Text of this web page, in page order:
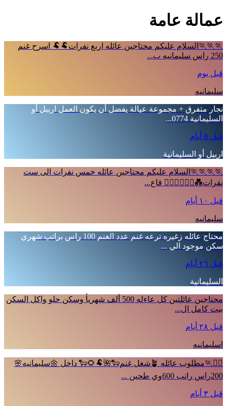
عمالة عامة
🏃🏃🏃السلام عليكم محتاجين عائله اربع نفرات🐏🐏 اسرح غنم
250 راس سليمانيه ب...
قبل يوم
سليمانيه
نجار متفرق + مجموعة عيالة يفضل أن يكون العمل اربيل أو
السليمانية 0774...
قبل ٥ أيام
اربيل أو السليمانية
🏃🏃🏃🏃السلام عليكم محتاجين عائله خمس نفرات الى ست
نفرات💑👩‍❤️‍👨👨‍❤️‍👨 قاع...
قبل ١٠ أيام
سليمانيه
محتاج عائله زغيره ترعه غنم عدد الغنم 100 راس براتب شهري
سكن موجود الي ...
قبل ٢٦ أيام
السليمانية
محتاجين عائلتين كل عاءله 500 ألف شهريأ وسكن حلو واكل السكن
بيت كامل ال...
قبل ٢٨ أيام
اسليمانيه
🏃‍♂️🏃مطلوب عائله 🪴شغل غنم🐑🌺🐏🌻🐑 داخل 🌼سليمانيه🌸
200راس راتب 600وي طحين ...
قبل ٣ أيام